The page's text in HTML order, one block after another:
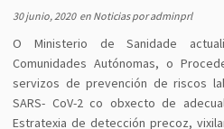
30 junio, 2020en Noticiasporadminprl
O Ministerio de Sanidade
Comunidades Autónomas, o
servizos de prevención de riscos
SARS- CoV-2 co obxecto de
Estratexia de detección precoz,